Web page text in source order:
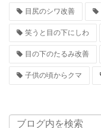
目尻のシワ改善
笑うと目の下にしわ
目の下のたるみ改善
子供の頃からクマ